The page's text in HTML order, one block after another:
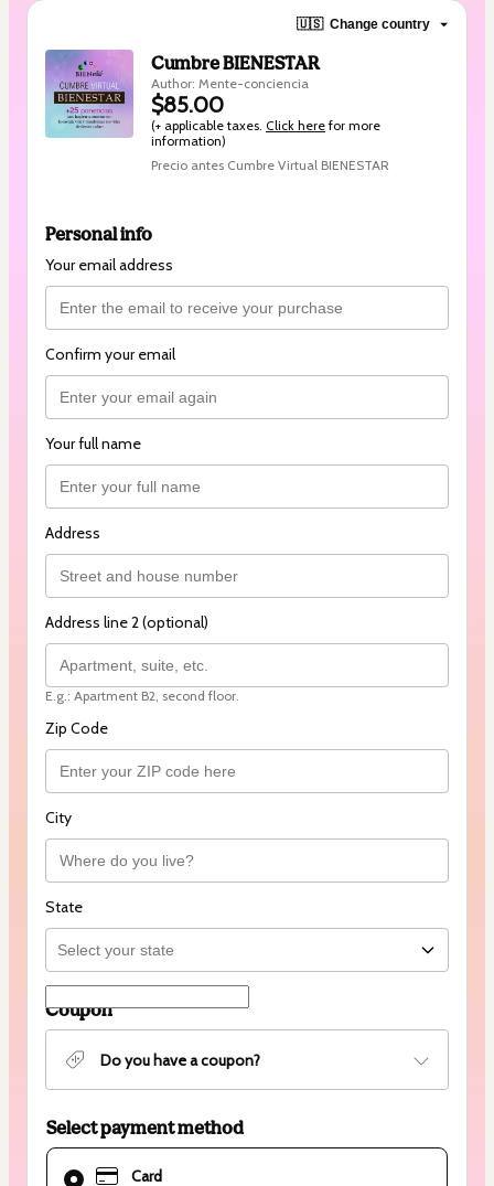
🇺🇸 Change country
Cumbre BIENESTAR
Author: Mente-conciencia
$85.00
(+ applicable taxes. Click here for more
information)
Precio antes Cumbre Virtual BIENESTAR
Personal info
Your email address
Confirm your email
Your full name
Address
Address line 2 (optional)
E.g.: Apartment B2, second floor.
Zip Code
City
State
Coupon
Do you have a coupon?
Select payment method
Card
Card
selected